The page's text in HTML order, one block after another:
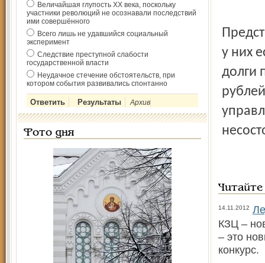
Величайшая глупость ХХ века, поскольку
участники революций не осознавали последствий
ими совершённого
Всего лишь не удавшийся социальный
эксперимент
Следствие преступной слабости
государственной власти
Неудачное стечение обстоятельств, при
котором события развивались спонтанно
Архив
Фото дня
у них
долги
14.11.2012
КЗЦ –
– это
конкурс.